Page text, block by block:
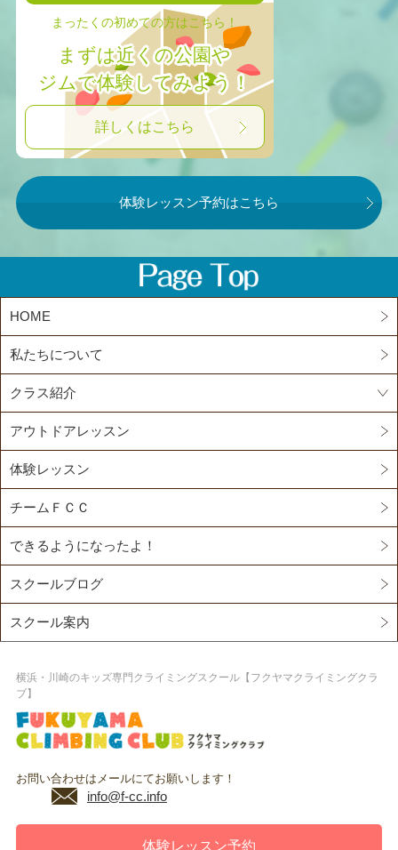
まったくの初めての方はこちら！
まずは近くの公園や
ジムで体験してみよう！
詳しくはこちら
体験レッスン予約はこちら
HOME
私たちについて
クラス紹介
アウトドアレッスン
体験レッスン
チームＦＣＣ
できるようになったよ！
スクールブログ
スクール案内
横浜・川崎のキッズ専門クライミングスクール【フクヤマクライミングクラ
ブ】
お問い合わせはメールにてお願いします！
info@f-cc.info
体験レッスン予約